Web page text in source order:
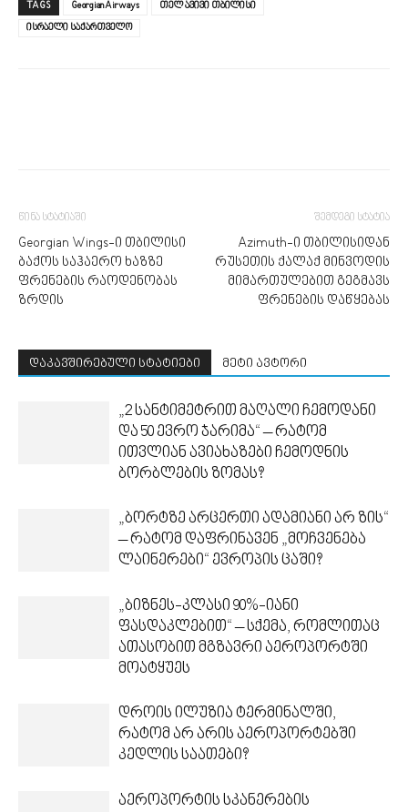
TAGS Georgian Airways
თელ ავივი თბილისი
ისრაელი საქართველო
წინა სტატიაში
Georgian Wings-ი თბილისი
ბაქოს საჰაერო ხაზზე
ფრენების რაოდენობას
ზრდის
შემდეგი სტატია
Azimuth-ი თბილისიდან
რუსეთის ქალაქ მინვოდის
მიმართულებით გეგმავს
ფრენების დაწყებას
დაკავშირებული სტატიები მეტი ავტორი
„2 სანტიმეტრით მაღალი ჩემოდანი
და 50 ევრო ჯარიმა“ – რატომ
ითვლიან ავიახაზები ჩემოდნის
ბორბლების ზომას?
„ბორტზე არცერთი ადამიანი არ ზის“
– რატომ დაფრინავენ „მოჩვენება
ლაინერები“ ევროპის ცაში?
„ბიზნეს-კლასი 90%-იანი
ფასდაკლებით“ – სქემა, რომლითაც
ათასობით მგზავრი აეროპორტში
მოატყუეს
დროის ილუზია ტერმინალში,
რატომ არ არის აეროპორტებში
კედლის საათები?
აეროპორტის სკანერების